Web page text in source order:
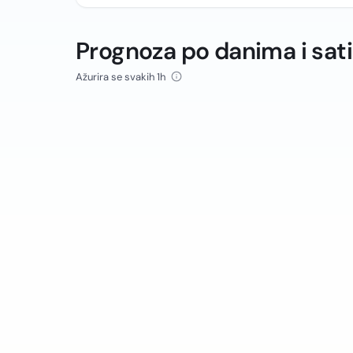
Prognoza po danima i
Ažurira se svakih 1h